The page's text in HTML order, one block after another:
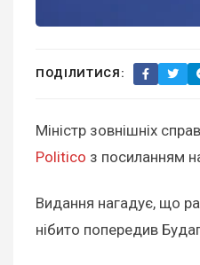
ПОДІЛИТИСЯ:
Міністр зовнішніх
Politico з посиланням
Видання нагадує, що
нібито попередив